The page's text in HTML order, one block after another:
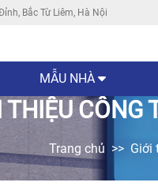
Bắc Từ Liêm, Hà Nội
MẪU NHÀ
THIỆU CÔNG
Trang chủ Giới